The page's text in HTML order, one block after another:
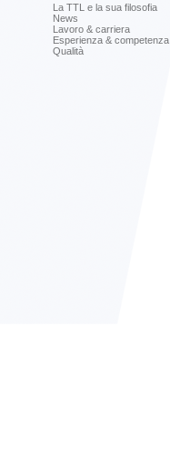
La TTL e la sua filosofia
News
Lavoro & carriera
Esperienza & competenza
Qualità